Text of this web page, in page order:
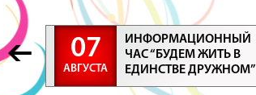
07
АВГУСТА
ИНФОРМАЦИОННЫЙ
ЧАС “БУДЕМ ЖИТЬ В
ЕДИНСТВЕ ДРУЖНОМ”